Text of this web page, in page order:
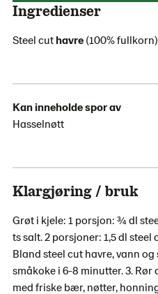
Ingredienser
Steel cut havre (100%
Kan inneholde spor av
Hasselnøtt
Klargjøring / bruk
Grøt i kjele: 1 porsjon: ¾ dl
ts salt. 2 porsjoner: 1,5 dl steel
Bland steel cut havre, vann og
småkoke i 6-8 minutter. 3. Rør
med friske bær, nøtter,